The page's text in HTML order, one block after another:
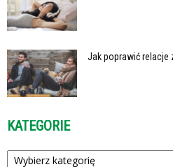
Jak poprawić relacje
KATEGORIE
Kategorie